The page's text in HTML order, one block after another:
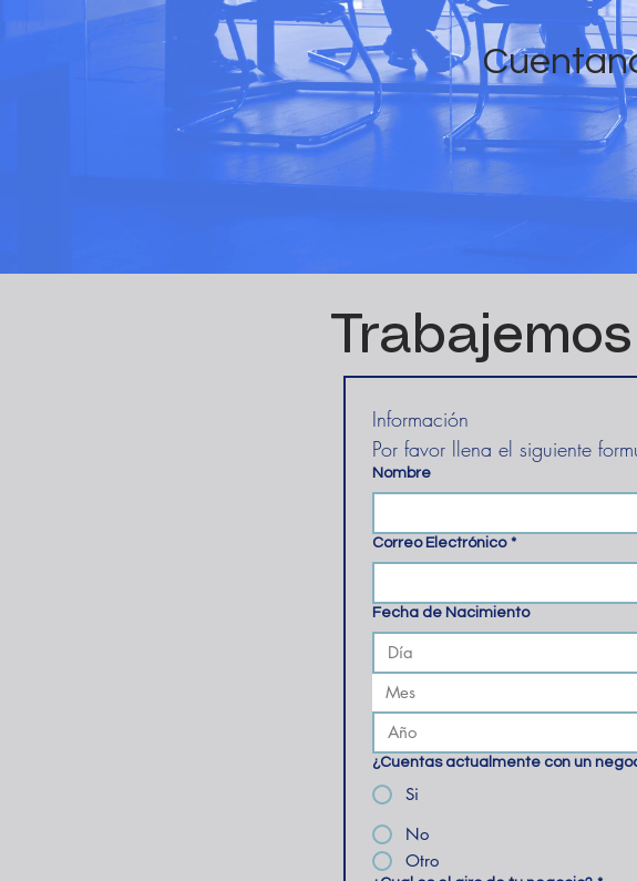
Información
Por favor llena el siguiente
Nombre
Correo Electrónico *
Fecha de Nacimiento
Mes
¿Cuentas actualmente con un
Si
No
Otro